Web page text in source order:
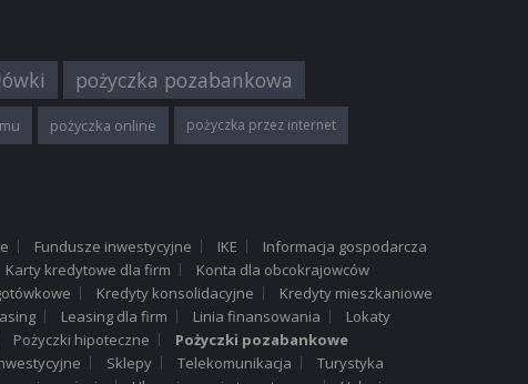
BP
bankiem -
pożyczka pozabankowa
pożyczka online pożyczka przez internet
Fundusze inwestycyjne IKE
Informacja gospodarcza
Karty kredytowe dla firm
Konta dla obcokrajowców
Kredyty konsolidacyjne
Kredyty mieszkaniowe
Leasing dla firm Linia finansowania
Lokaty
Pożyczki hipoteczne
Pożyczki pozabankowe
Sklepy Telekomunikacja
Turystyka